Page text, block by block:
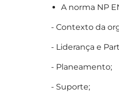
A norma NP
- Contexto da
- Liderança e
- Planeamento;
- Suporte;